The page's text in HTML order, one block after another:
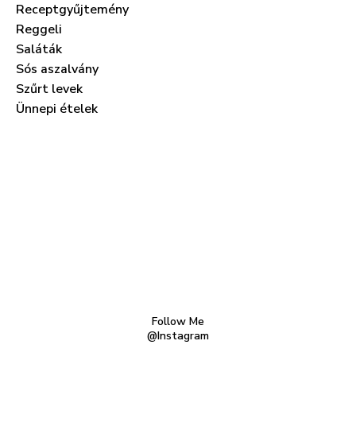
Receptgyűjtemény
Reggeli
Saláták
Sós aszalvány
Szűrt levek
Ünnepi ételek
Follow Me
@Instagram